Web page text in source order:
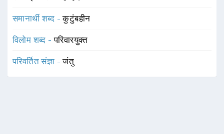
समानार्थी शब्द -कुटुंबहीन
विलोम शब्द -परिवारयुक्त
परिवर्तित संज्ञा -जंतु